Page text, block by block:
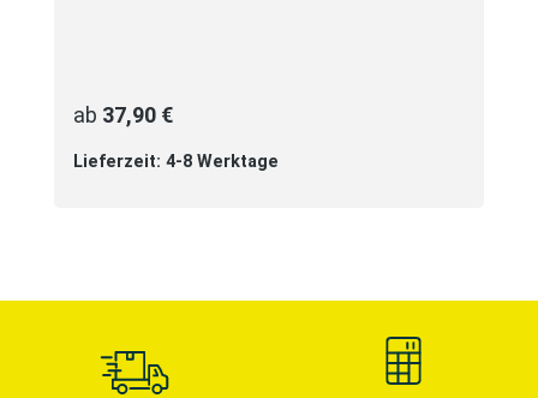
ab 37,90 €
Lieferzeit: 4-8 Werktage